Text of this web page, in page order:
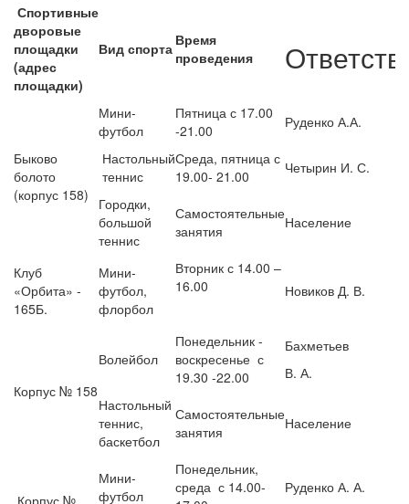
Спортивные
дворовые
площадки
(адрес
площадки)
Вид спорта Время
проведения
Быково
болото
(корпус 158)
Мини-
футбол
Пятница с 17.00
-21.00
Руденко А.А.
Настольный
теннис
Среда, пятница с
19.00- 21.00
Четырин И. С.
Городки,
большой
теннис
Самостоятельные
занятия
Население
Клуб
«Орбита» -
165Б.
Мини-
футбол,
флорбол
Вторник с 14.00 –
16.00
Новиков Д. В.
Корпус № 158
Волейбол
Понедельник -
воскресенье с
19.30 -22.00
Бахметьев
В. А.
Настольный
теннис,
баскетбол
Самостоятельные
занятия
Население
Корпус №
Мини-
футбол
Понедельник,
среда с 14.00-
Руденко А. А.